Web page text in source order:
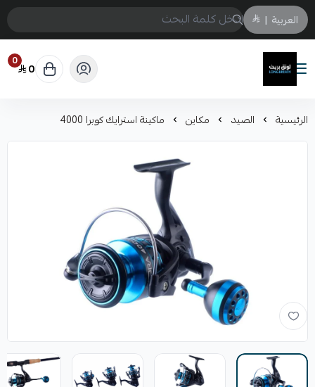
العربية |
لونق بريث
0 0
الرئيسية الصيد مكاين ماكينة استرايك كوبرا 4000